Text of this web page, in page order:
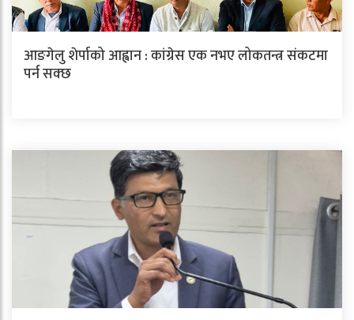
आङगेलु शेर्पाको आह्वान : कांग्रेस एक नभए लोकतन्त्र संकटमा
पर्न सक्छ